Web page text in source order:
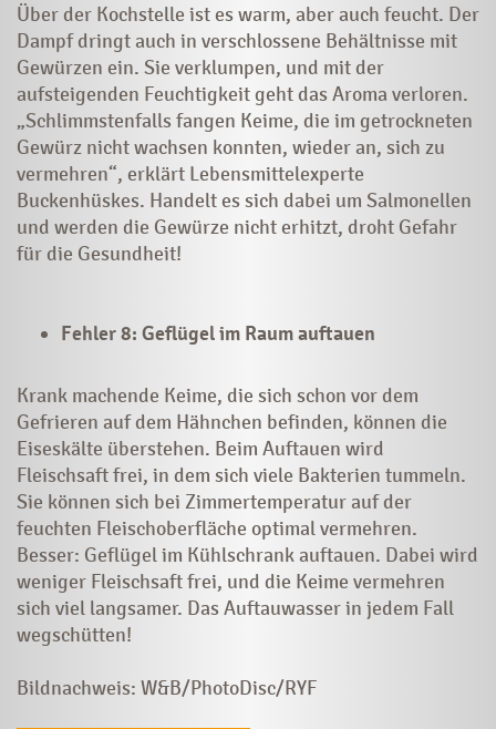
Über der Kochstelle ist es warm, aber auch feucht. Der
Dampf dringt auch in verschlossene Behältnisse mit
Gewürzen ein. Sie verklumpen, und mit der
aufsteigenden Feuchtigkeit geht das Aroma verloren.
„Schlimmstenfalls fangen Keime, die im getrockneten
Gewürz nicht wachsen konnten, wieder an, sich zu
vermehren“, erklärt Lebensmittelexperte
Buckenhüskes. Handelt es sich dabei um Salmonellen
und werden die Gewürze nicht erhitzt, droht Gefahr
für die Gesundheit!
Fehler 8: Geflügel im Raum auftauen
Krank machende Keime, die sich schon vor dem
Gefrieren auf dem Hähnchen befinden, können die
Eiseskälte überstehen. Beim Auftauen wird
Fleischsaft frei, in dem sich viele Bakterien tummeln.
Sie können sich bei Zimmertemperatur auf der
feuchten Fleischoberfläche optimal vermehren.
Besser: Geflügel im Kühlschrank auftauen. Dabei wird
weniger Fleischsaft frei, und die Keime vermehren
sich viel langsamer. Das Auftauwasser in jedem Fall
wegschütten!
Bildnachweis: W&B/PhotoDisc/RYF